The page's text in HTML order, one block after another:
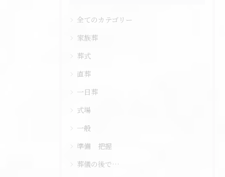
全てのカテゴリー
家族葬
葬式
直葬
一日葬
式場
一般
準備 把握
葬儀の後で…